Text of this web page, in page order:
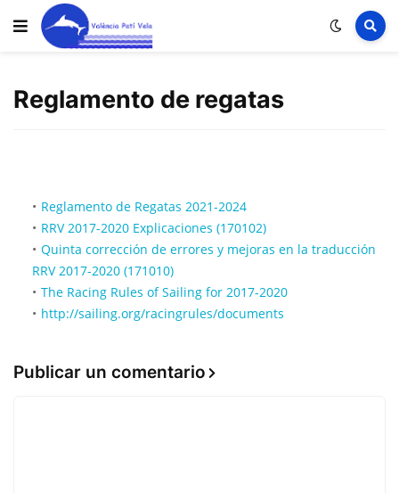
Reglamento de regatas
Reglamento de Regatas 2021-2024
RRV 2017-2020 Explicaciones (170102)
Quinta corrección de errores y mejoras en la traducción
RRV 2017-2020 (171010)
The Racing Rules of Sailing for 2017-2020
http://sailing.org/racingrules/documents
Publicar un comentario